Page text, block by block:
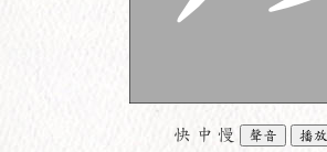
快 中 慢 聲音 播放